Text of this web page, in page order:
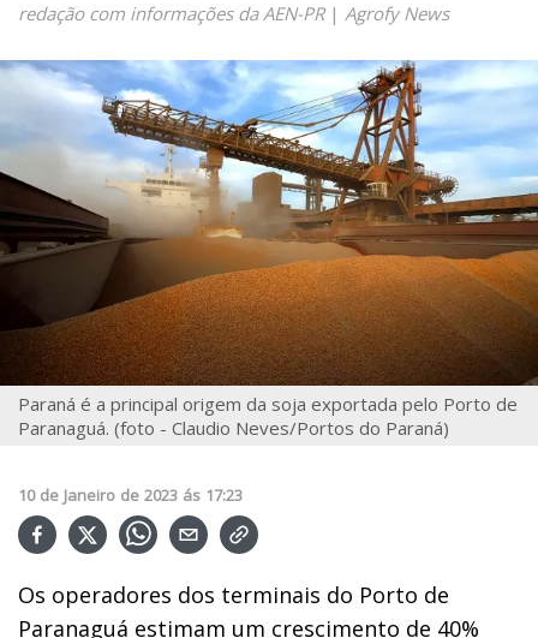
redação com informações da AEN-PR| Agrofy News
Paraná é a principal origem da soja exportada pelo Porto de
Paranaguá. (foto - Claudio Neves/Portos do Paraná)
10 de Janeiro de 2023 ás 17:23
Os operadores dos terminais do Porto de
Paranaguá estimam um crescimento de 40%